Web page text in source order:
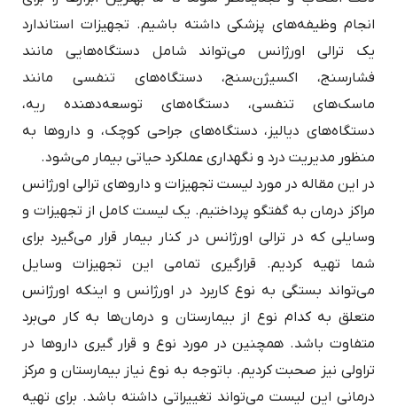
انجام وظیفه‌های پزشکی داشته باشیم. تجهیزات استاندارد
یک ترالی اورژانس می‌تواند شامل دستگاه‌هایی مانند
فشارسنج، اکسیژن‌سنج، دستگاه‌های تنفسی مانند
ماسک‌های تنفسی، دستگاه‌های توسعه‌دهنده ریه،
دستگاه‌های دیالیز، دستگاه‌های جراحی کوچک، و داروها به
منظور مدیریت درد و نگهداری عملکرد حیاتی بیمار می‌شود.
در این مقاله در مورد لیست تجهیزات و داروهای ترالی اورژانس
مراکز درمان به گفتگو پرداختیم. یک لیست کامل از تجهیزات و
وسایلی که در ترالی اورژانس در کنار بیمار قرار می‌گیرد برای
شما تهیه کردیم. قرارگیری تمامی این تجهیزات وسایل
می‌تواند بستگی به نوع کاربرد در اورژانس و اینکه اورژانس
متعلق به کدام نوع از بیمارستان و درمان‌ها به کار می‌برد
متفاوت باشد. همچنین در مورد نوع و قرار گیری داروها در
تراولی نیز صحبت کردیم. باتوجه به نوع نیاز بیمارستان و مرکز
درمانی این لیست می‌تواند تغییراتی داشته باشد. برای تهیه